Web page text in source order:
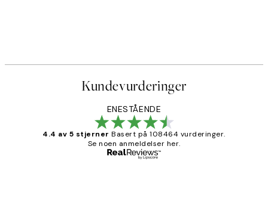
Kundevurderinger
ENESTÅENDE
4.4 av 5 stjerner Basert på 108464 vurderinger.
Se noen anmeldelser her.